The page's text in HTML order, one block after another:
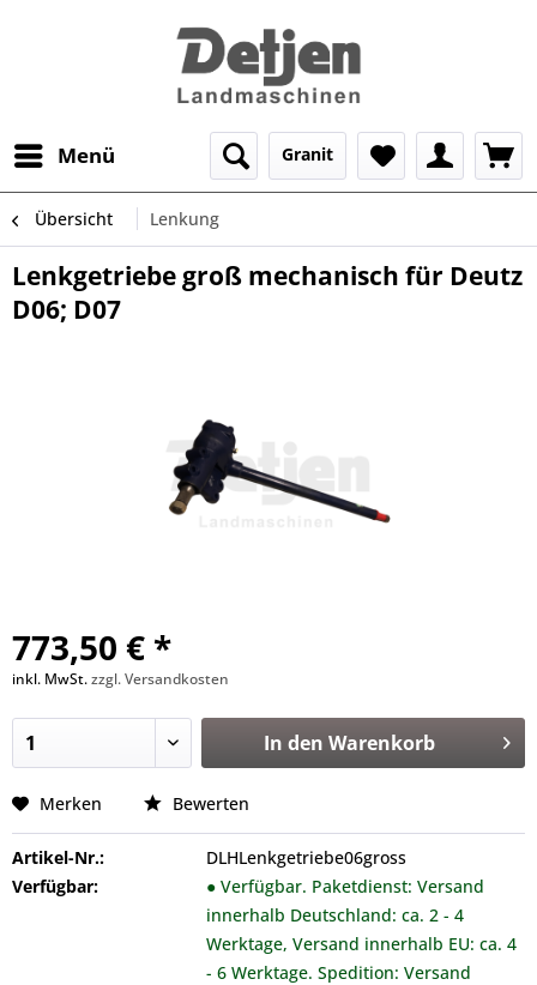
Menü Granit
Übersicht Lenkung
Lenkgetriebe groß mechanisch für Deutz
D06; D07
773,50 € *
inkl. MwSt.zzgl. Versandkosten
In den Warenkorb
Merken Bewerten
Artikel-Nr.:
DLHLenkgetriebe06gross
Verfügbar:
● Verfügbar. Paketdienst: Versand
innerhalb Deutschland: ca. 2 - 4
Werktage, Versand innerhalb EU: ca. 4
- 6 Werktage. Spedition: Versand